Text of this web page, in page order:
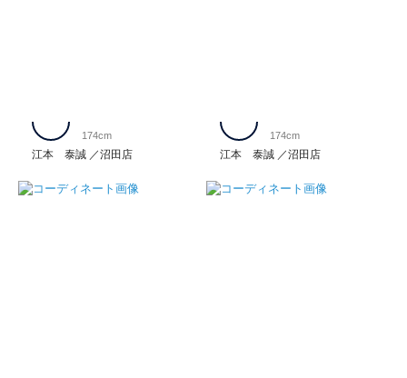
江本 泰誠 沼田店
174cm
江本 泰誠 沼田店
174cm